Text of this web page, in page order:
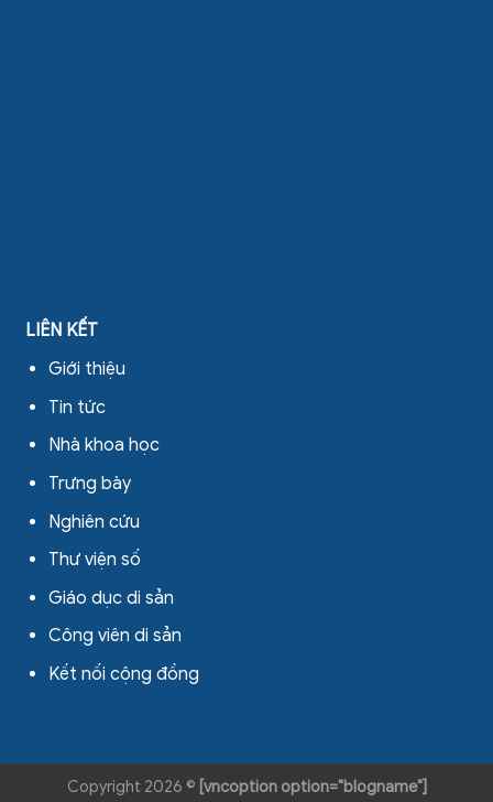
LIÊN KẾT
Giới thiệu
Tin tức
Nhà khoa học
Trưng bày
Nghiên cứu
Thư viện số
Giáo dục di sản
Công viên di sản
Kết nối cộng đồng
Copyright 2026 © [vncoption option="blogname"]